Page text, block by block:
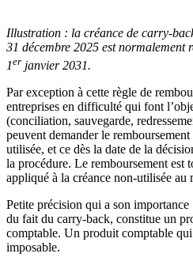
Illustration : la créance de carry-
31 décembre 2025 est normalement
1er janvier 2031.
Par exception à cette règle de
entreprises en difficulté qui font
(conciliation, sauvegarde,
peuvent demander le
utilisée, et ce dès la date de la
la procédure. Le remboursement est
appliqué à la créance non-utilisée au
Petite précision qui a son importance
du fait du carry-back, constitue un
comptable. Un produit comptable qui
imposable.